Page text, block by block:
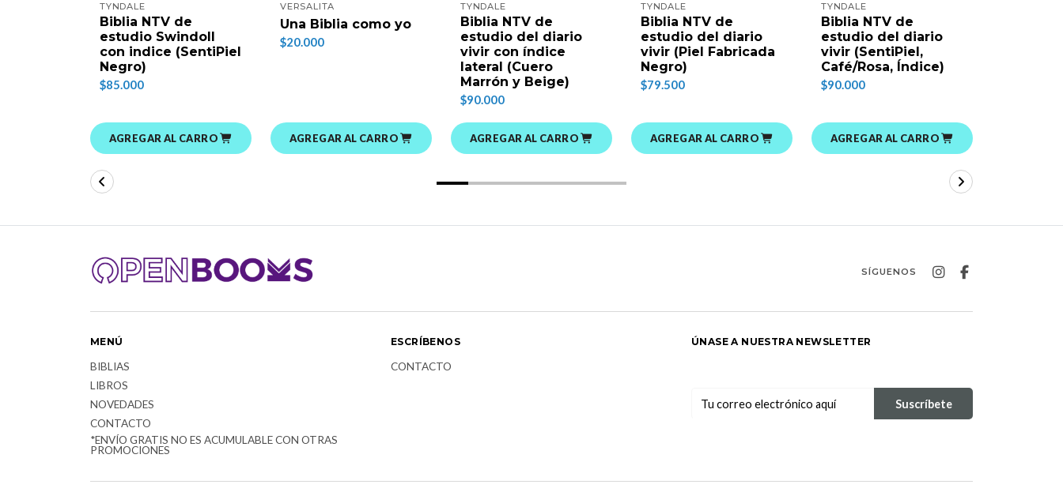
TYNDALE
Biblia NTV de
estudio Swindoll
con indice (SentiPiel
Negro)
$85.000
AGREGAR AL CARRO
VERSALITA
Una Biblia como yo
$20.000
AGREGAR AL CARRO
TYNDALE
Biblia NTV de
estudio del diario
vivir con índice
lateral (Cuero
Marrón y Beige)
$90.000
AGREGAR AL CARRO
TYNDALE
Biblia NTV de
estudio del diario
vivir (Piel Fabricada
Negro)
$79.500
AGREGAR AL CARRO
TYNDALE
Biblia NTV de
estudio del diario
vivir (SentiPiel,
Café/Rosa, Índice)
$90.000
AGREGAR AL CARRO
SÍGUENOS
MENÚ
BIBLIAS
LIBROS
NOVEDADES
CONTACTO
*ENVÍO GRATIS NO ES ACUMULABLE CON OTRAS
PROMOCIONES
ESCRÍBENOS
CONTACTO
ÚNASE A NUESTRA NEWSLETTER